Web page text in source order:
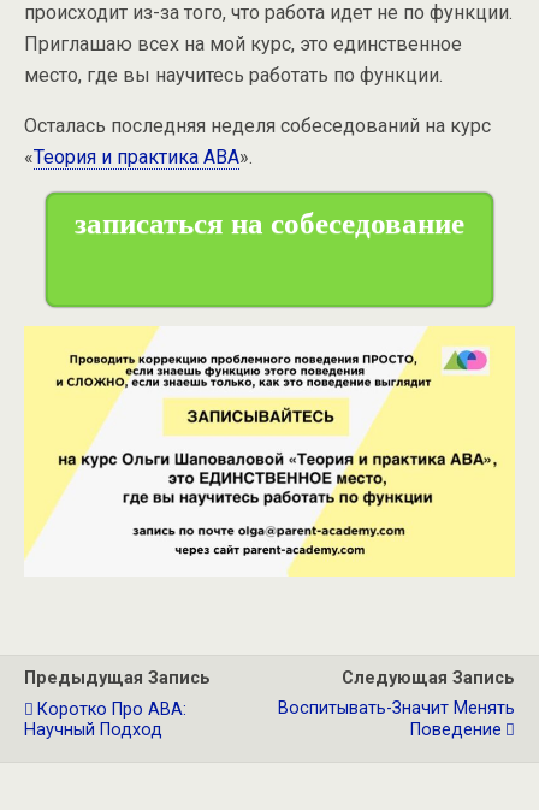
происходит из-за того, что работа идет не по функции.
Приглашаю всех на мой курс, это единственное
место, где вы научитесь работать по функции.
Осталась последняя неделя собеседований на курс
«Теория и практика АВА».
записаться на собеседование
Предыдущая Запись
Коротко Про АВА:
Научный Подход
Следующая Запись
Воспитывать-Значит Менять
Поведение